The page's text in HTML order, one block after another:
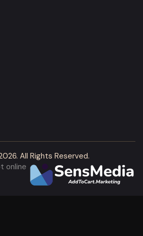
All Rights Reserved.
online